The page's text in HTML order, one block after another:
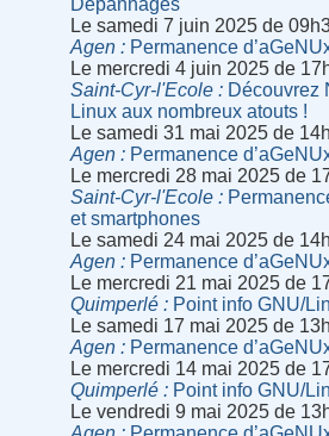
Dépannages
Le samedi 7 juin 2025 de
Agen
Permanence
Le mercredi 4 juin 2025 de
Saint-Cyr-l'Ecole
Découvrez
Linux aux nombreux atouts !
Le samedi 31 mai 2025 de
Agen
Permanence
Le mercredi 28 mai 2025 de
Saint-Cyr-l'Ecole
et smartphones
Le samedi 24 mai 2025 de
Agen
Permanence
Le mercredi 21 mai 2025 de
Quimperlé
Point info GNU/
Le samedi 17 mai 2025 de
Agen
Permanence
Le mercredi 14 mai 2025 de
Quimperlé
Point info GNU/
Le vendredi 9 mai 2025 de